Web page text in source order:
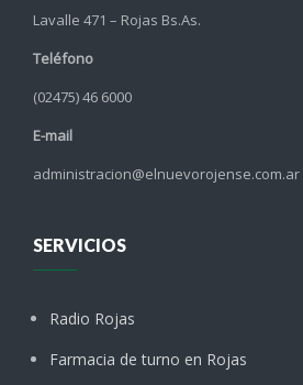
Lavalle 471 – Rojas Bs.As.
Teléfono
(02475) 46 6000
E-mail
administracion@elnuevorojense.com.ar
SERVICIOS
Radio Rojas
Farmacia de turno en Rojas